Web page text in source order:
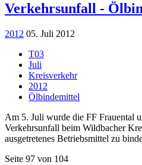
Verkehrsunfall -
2012 05. Juli 2012
T03
Juli
Kreisverkehr
2012
Ölbindemittel
Am 5. Juli wurde die FF Frauental
Verkehrsunfall beim Wildbacher
ausgetretenes Betriebsmittel zu
Seite 97 von 104